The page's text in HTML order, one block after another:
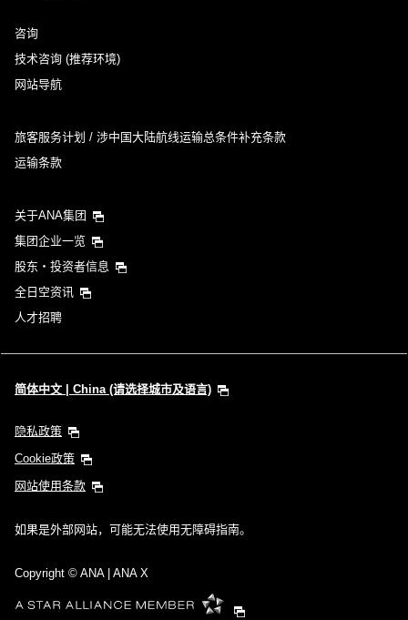
咨询
技术咨询 (推荐环境)
网站导航
旅客服务计划 / 涉中国大陆航线运输总条件补充条款
运输条款
关于ANA集团
集团企业一览
股东・投资者信息
全日空资讯
人才招聘
简体中文 | China (请选择城市及语言)
隐私政策
Cookie政策
网站使用条款
如果是外部网站，可能无法使用无障碍指南。
Copyright © ANA | ANA X